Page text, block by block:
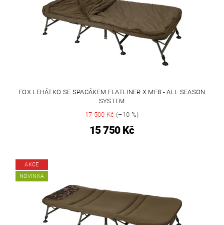
FOX LEHÁTKO SE SPACÁKEM FLATLINER X MF8 - ALL SEASON
SYSTEM
17 500 Kč(–10 %)
15 750 Kč
AKCE
NOVINKA